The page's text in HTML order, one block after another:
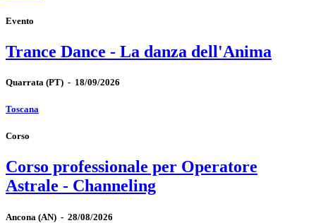
Evento
Trance Dance - La danza dell'Anima
Quarrata (PT) - 18/09/2026
Toscana
Corso
Corso professionale per Operatore
Astrale - Channeling
Ancona (AN) - 28/08/2026